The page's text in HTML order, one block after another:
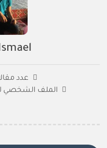
عدد
الملف الشخصي